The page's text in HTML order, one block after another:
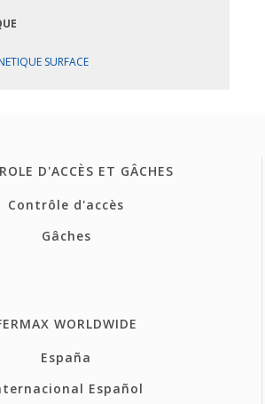
SURFACE
D'ACCÈS ET GÂCHES
Contrôle d'accès
Gâches
WORLDWIDE
España
Español